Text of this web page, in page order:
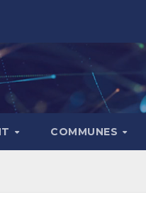
COMMUNES